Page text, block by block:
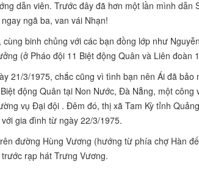
dẫn viên. Trước đây đã hơn một lần mình dẫn
ngã ba, van vái Nhạn!
binh chủng với các bạn đồng lớp như
(ở Pháo đội 11 Biệt động Quân và Liên đoàn
21/3/1975, chắc cũng vì tình bạn nên Ái đã bảo
Biệt động Quân tại Non Nước, Đà Nẵng, một công
vụ Đại đội . Đêm đó, thị xã Tam Kỳ tỉnh
gia đình từ ngày 22/3/1975.
đường Hùng Vương (hướng từ phía chợ Hàn
rạp hát Trưng Vương.